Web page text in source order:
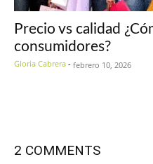
Precio vs calidad
consumidores?
Gloria Cabrera - febrero 10, 2026
2 COMMENTS